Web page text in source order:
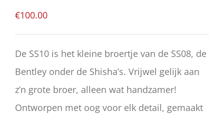
€100.00
De SS10 is het kleine broertje van de SS08, de
Bentley onder de Shisha’s. Vrijwel gelijk aan
z’n grote broer, alleen wat handzamer!
Ontworpen met oog voor elk detail, gemaakt